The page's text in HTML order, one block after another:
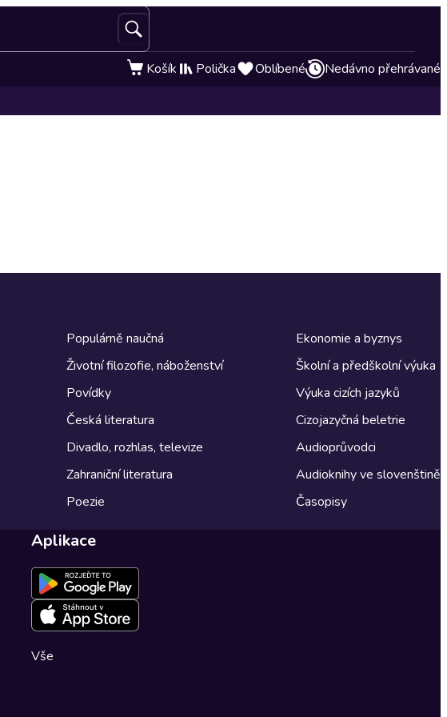
Košík Polička Oblíbené Nedávno přehrávané
Populárně naučná
Životní filozofie, náboženství
Povídky
Česká literatura
Divadlo, rozhlas, televize
Zahraniční literatura
Poezie
Ekonomie a byznys
Školní a předškolní výuka
Výuka cizích jazyků
Cizojazyčná beletrie
Audioprůvodci
Audioknihy ve slovenštině
Časopisy
Aplikace
Vše